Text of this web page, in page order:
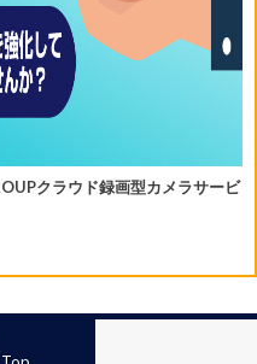
クラウド録画型カメラサービ